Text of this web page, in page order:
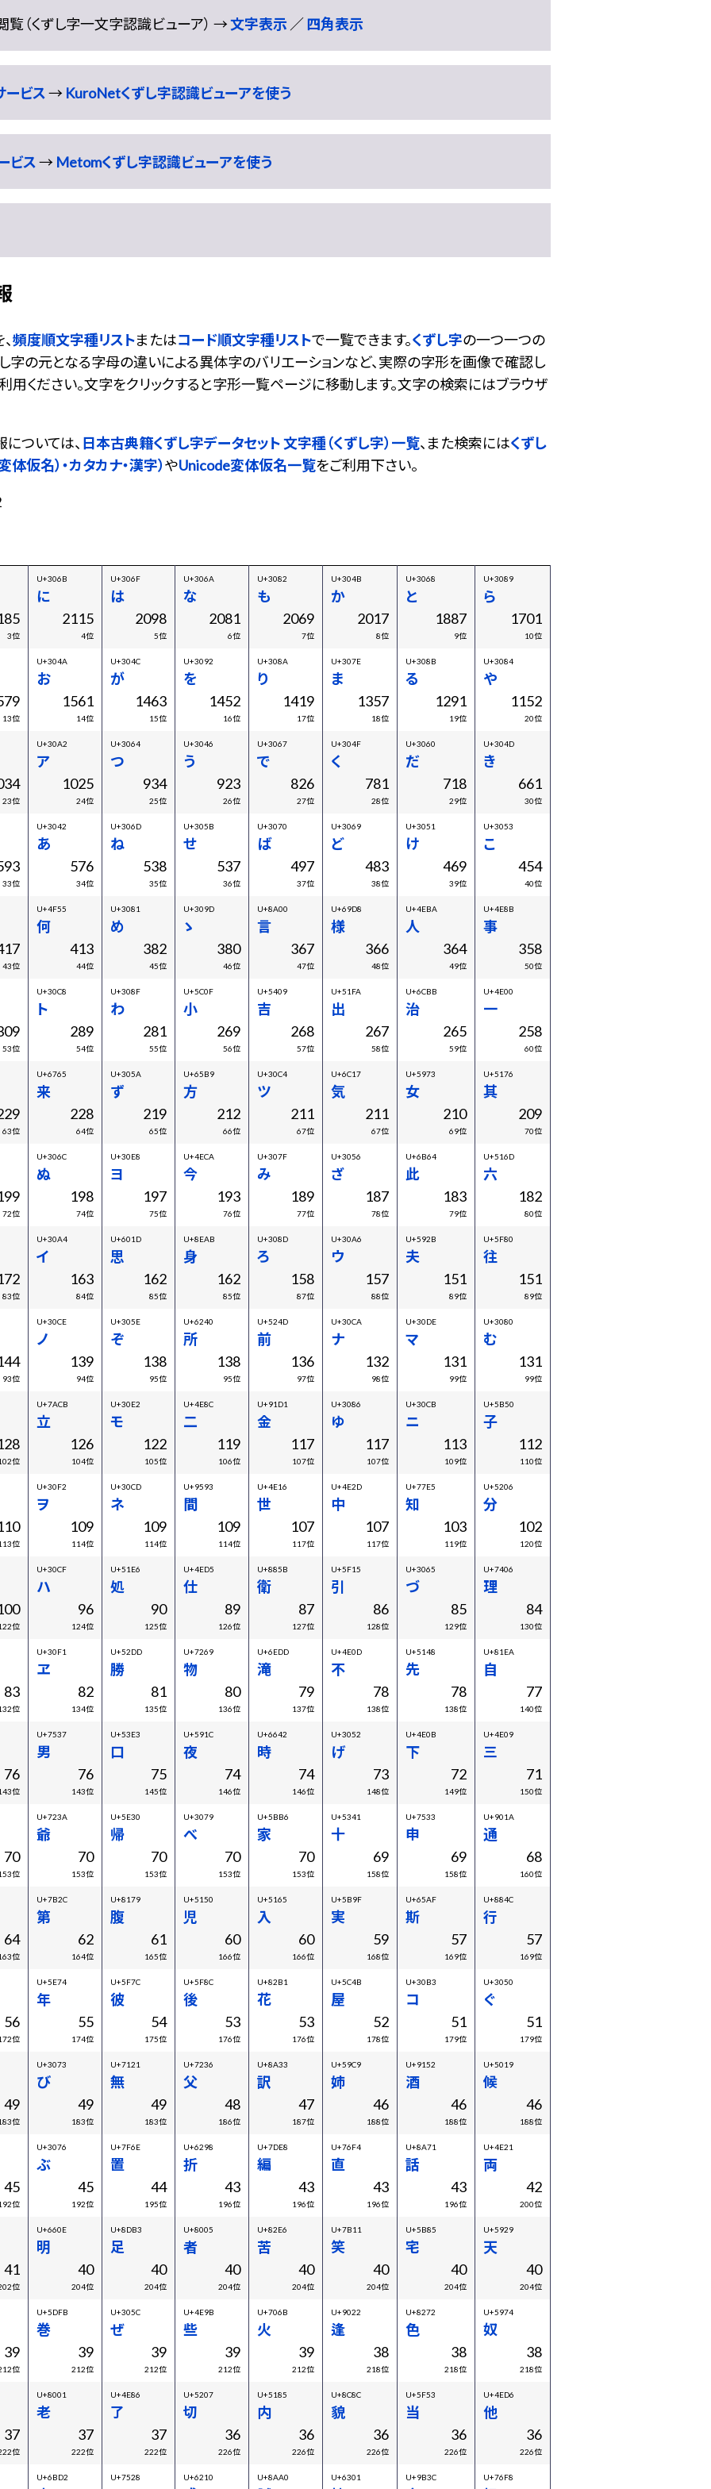
覧（くずし字一文字認識ビューア） →文字表示 ／四角表示
ービス→ KuroNetくずし字認識ビューアを使う
ビス→ Metomくずし字認識ビューアを使う
頻度順文字種リストまたはコード順文字種リストで一覧できます。くずし字の一つ一つの
字の元となる字母の違いによる異体字のバリエーションなど、実際の字形を画像で確認し
用ください。文字をクリックすると字形一覧ページに移動します。文字の検索にはブラウザ
ついては、 日本古典籍くずし字データセット 文字種（くずし字）一覧、また検索にはくずし
仮名）・カタカナ・漢字）やUnicode変体仮名一覧をご利用下さい。
3位
U+306B
に
2115
4位
U+306F
は
2098
5位
U+306A
な
2081
6位
U+3082
も
2069
7位
U+304B
か
2017
8位
U+3068
と
1887
9位
U+3089
ら
1701
10位
13位
U+304A
お
1561
14位
U+304C
が
1463
15位
U+3092
を
1452
16位
U+308A
り
1419
17位
U+307E
ま
1357
18位
U+308B
る
1291
19位
U+3084
や
1152
20位
23位
U+30A2
ア
1025
24位
U+3064
つ
934
25位
U+3046
う
923
26位
U+3067
で
826
27位
U+304F
く
781
28位
U+3060
だ
718
29位
U+304D
き
661
30位
33位
U+3042
あ
576
34位
U+306D
ね
538
35位
U+305B
せ
537
36位
U+3070
ば
497
37位
U+3069
ど
483
38位
U+3051
け
469
39位
U+3053
こ
454
40位
43位
U+4F55
何
413
44位
U+3081
め
382
45位
U+309D
ゝ
380
46位
U+8A00
言
367
47位
U+69D8
様
366
48位
U+4EBA
人
364
49位
U+4E8B
事
358
50位
53位
U+30C8
ト
289
54位
U+308F
わ
281
55位
U+5C0F
小
269
56位
U+5409
吉
268
57位
U+51FA
出
267
58位
U+6CBB
治
265
59位
U+4E00
一
258
60位
63位
U+6765
来
228
64位
U+305A
ず
219
65位
U+65B9
方
212
66位
U+30C4
ツ
211
67位
U+6C17
気
211
67位
U+5973
女
210
69位
U+5176
其
209
70位
72位
U+306C
ぬ
198
74位
U+30E8
ヨ
197
75位
U+4ECA
今
193
76位
U+307F
み
189
77位
U+3056
ざ
187
78位
U+6B64
此
183
79位
U+516D
六
182
80位
83位
U+30A4
イ
163
84位
U+601D
思
162
85位
U+8EAB
身
162
85位
U+308D
ろ
158
87位
U+30A6
ウ
157
88位
U+592B
夫
151
89位
U+5F80
往
151
89位
93位
U+30CE
ノ
139
94位
U+305E
ぞ
138
95位
U+6240
所
138
95位
U+524D
前
136
97位
U+30CA
ナ
132
98位
U+30DE
マ
131
99位
U+3080
む
131
99位
位
U+7ACB
立
126
104位
U+30E2
モ
122
105位
U+4E8C
二
119
106位
U+91D1
金
117
107位
U+3086
ゆ
117
107位
U+30CB
ニ
113
109位
U+5B50
子
112
110位
位
U+30F2
ヲ
109
114位
U+30CD
ネ
109
114位
U+9593
間
109
114位
U+4E16
世
107
117位
U+4E2D
中
107
117位
U+77E5
知
103
119位
U+5206
分
102
120位
位
U+30CF
ハ
96
124位
U+51E6
処
90
125位
U+4ED5
仕
89
126位
U+885B
衛
87
127位
U+5F15
引
86
128位
U+3065
づ
85
129位
U+7406
理
84
130位
83
位
U+30F1
ヱ
82
134位
U+52DD
勝
81
135位
U+7269
物
80
136位
U+6EDD
滝
79
137位
U+4E0D
不
78
138位
U+5148
先
78
138位
U+81EA
自
77
140位
76
位
U+7537
男
76
143位
U+53E3
口
75
145位
U+591C
夜
74
146位
U+6642
時
74
146位
U+3052
げ
73
148位
U+4E0B
下
72
149位
U+4E09
三
71
150位
70
位
U+723A
爺
70
153位
U+5E30
帰
70
153位
U+3079
べ
70
153位
U+5BB6
家
70
153位
U+5341
十
69
158位
U+7533
申
69
158位
U+901A
通
68
160位
64
位
U+7B2C
第
62
164位
U+8179
腹
61
165位
U+5150
児
60
166位
U+5165
入
60
166位
U+5B9F
実
59
168位
U+65AF
斯
57
169位
U+884C
行
57
169位
56
位
U+5E74
年
55
174位
U+5F7C
彼
54
175位
U+5F8C
後
53
176位
U+82B1
花
53
176位
U+5C4B
屋
52
178位
U+30B3
コ
51
179位
U+3050
ぐ
51
179位
49
位
U+3073
び
49
183位
U+7121
無
49
183位
U+7236
父
48
186位
U+8A33
訳
47
187位
U+59C9
姉
46
188位
U+9152
酒
46
188位
U+5019
候
46
188位
45
位
U+3076
ぶ
45
192位
U+7F6E
置
44
195位
U+6298
折
43
196位
U+7DE8
編
43
196位
U+76F4
直
43
196位
U+8A71
話
43
196位
U+4E21
両
42
200位
41
位
U+660E
明
40
204位
U+8DB3
足
40
204位
U+8005
者
40
204位
U+82E6
苦
40
204位
U+7B11
笑
40
204位
U+5B85
宅
40
204位
U+5929
天
40
204位
39
位
U+5DFB
巻
39
212位
U+305C
ぜ
39
212位
U+4E9B
些
39
212位
U+706B
火
39
212位
U+9022
逢
38
218位
U+8272
色
38
218位
U+5974
奴
38
218位
37
位
U+8001
老
37
222位
U+4E86
了
37
222位
U+5207
切
36
226位
U+5185
内
36
226位
U+8C8C
貌
36
226位
U+5F53
当
36
226位
U+4ED6
他
36
226位
U+6BD2 U+7528 U+6210 U+8AA0 U+6301 U+9B3C U+76F8